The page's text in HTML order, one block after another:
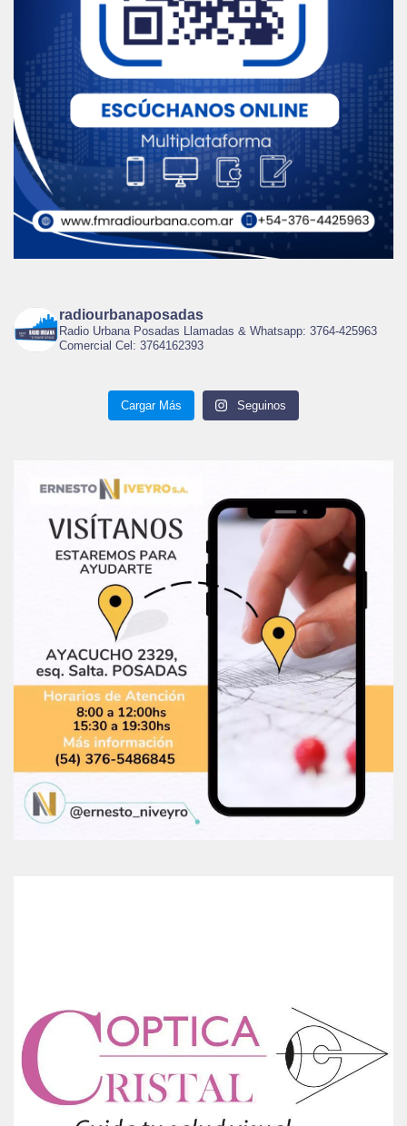
radiourbanaposadas
Radio Urbana Posadas Llamadas & Whatsapp: 3764-425963
Comercial Cel: 3764162393
Cargar Más Seguinos